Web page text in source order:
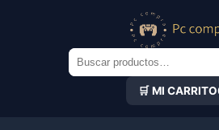
Buscar
por:
🛒 MI CARRITO